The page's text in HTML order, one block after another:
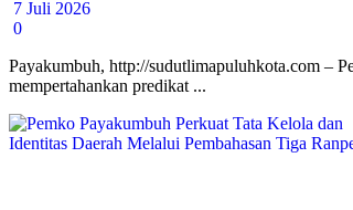
7 Juli 2026
0
Payakumbuh, http://sudutlimapuluhkota.com –
mempertahankan predikat ...